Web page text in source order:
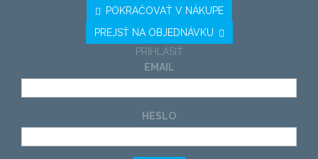
POKRAČOVAŤ V NÁKUPE
PREJSŤ NA OBJEDNÁVKU
PRIHLÁSIŤ
EMAIL
HESLO